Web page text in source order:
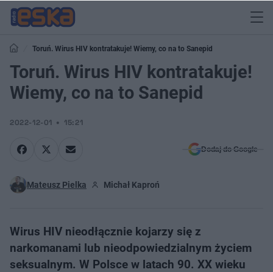
Toruń. Wirus HIV kontratakuje! Wiemy, co na to Sanepid
Toruń. Wirus HIV kontratakuje!
Wiemy, co na to Sanepid
2022-12-01 15:21
Dodaj do Google
Mateusz Pielka Michał Kaproń
Wirus HIV nieodłącznie kojarzy się z
narkomanami lub nieodpowiedzialnym życiem
seksualnym. W Polsce w latach 90. XX wieku